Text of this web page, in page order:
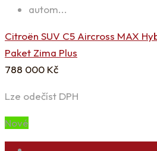
autom...
Citroën SUV C5 Aircross MAX
Paket Zima Plus
788 000 Kč
Lze odečíst DPH
Nové